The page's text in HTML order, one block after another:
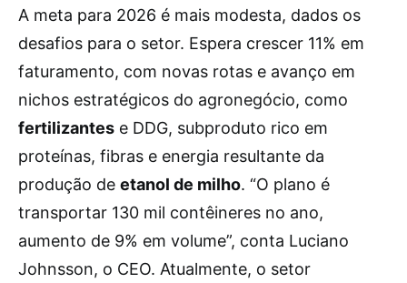
A meta para 2026 é mais modesta, dados os
desafios para o setor. Espera crescer 11% em
faturamento, com novas rotas e avanço em
nichos estratégicos do agronegócio, como
fertilizantes e DDG, subproduto rico em
proteínas, fibras e energia resultante da
produção de etanol de milho. “O plano é
transportar 130 mil contêineres no ano,
aumento de 9% em volume”, conta Luciano
Johnsson, o CEO. Atualmente, o setor